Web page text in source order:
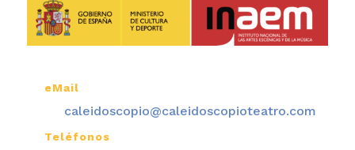
eMail
caleidoscopio@caleidoscopioteatro.com
Teléfonos